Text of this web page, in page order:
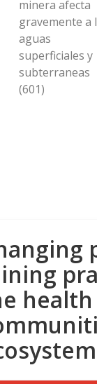
minera afecta
gravemente a
aguas
superficiales y
subterraneas
(601)